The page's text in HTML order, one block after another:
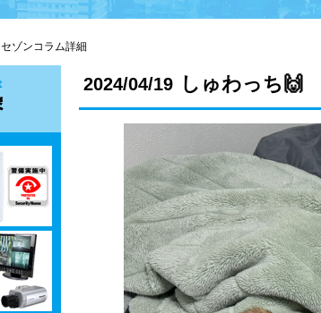
セゾンコラム詳細
2024/04/19 しゅわっち🙌